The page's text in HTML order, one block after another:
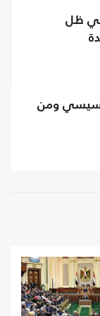
ظل
ومن